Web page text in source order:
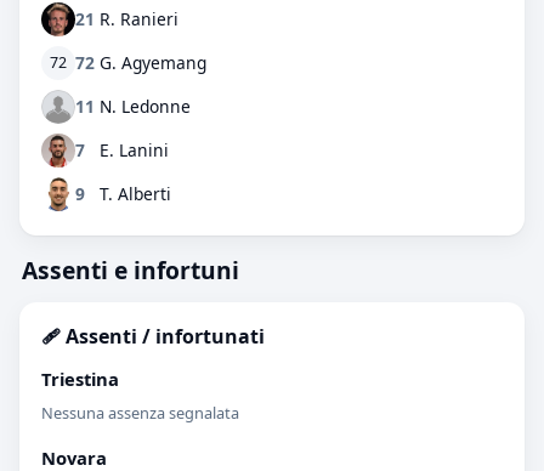
21 R. Ranieri
72 72 G. Agyemang
11 N. Ledonne
7
E. Lanini
9
T. Alberti
Assenti e infortuni
🩹 Assenti / infortunati
Triestina
Nessuna assenza segnalata
Novara